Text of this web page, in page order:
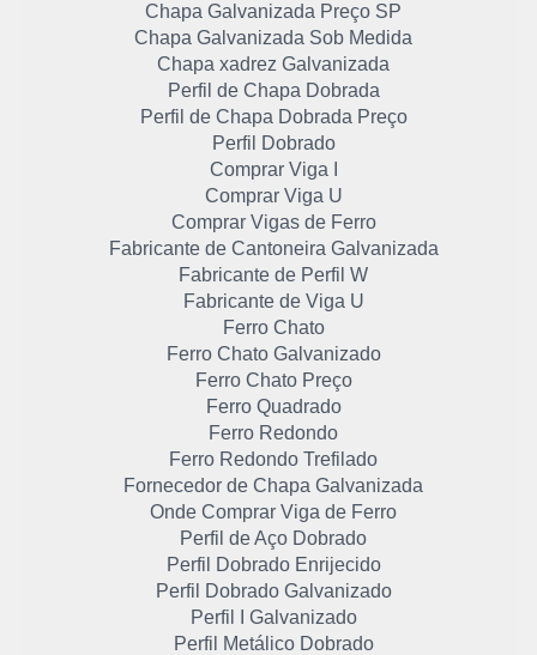
Chapa Galvanizada Preço SP
Chapa Galvanizada Sob Medida
Chapa xadrez Galvanizada
Perfil de Chapa Dobrada
Perfil de Chapa Dobrada Preço
Perfil Dobrado
Comprar Viga I
Comprar Viga U
Comprar Vigas de Ferro
Fabricante de Cantoneira Galvanizada
Fabricante de Perfil W
Fabricante de Viga U
Ferro Chato
Ferro Chato Galvanizado
Ferro Chato Preço
Ferro Quadrado
Ferro Redondo
Ferro Redondo Trefilado
Fornecedor de Chapa Galvanizada
Onde Comprar Viga de Ferro
Perfil de Aço Dobrado
Perfil Dobrado Enrijecido
Perfil Dobrado Galvanizado
Perfil I Galvanizado
Perfil Metálico Dobrado